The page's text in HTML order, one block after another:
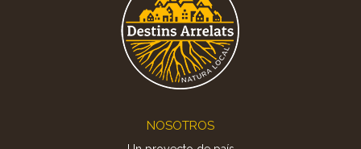
NOSOTROS